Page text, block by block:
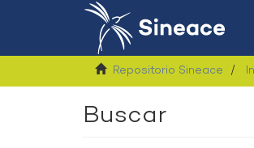
Repositorio Sineace
Buscar